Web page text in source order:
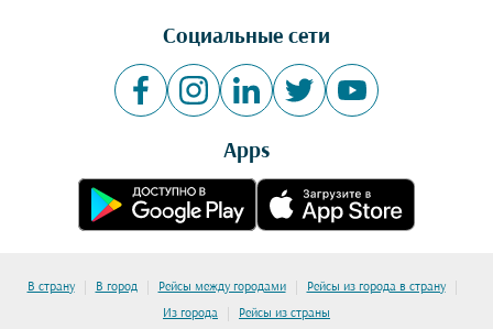
Социальные сети
Apps
В страну | В город | Рейсы между городами | Рейсы из города в страну |
Из города | Рейсы из страны